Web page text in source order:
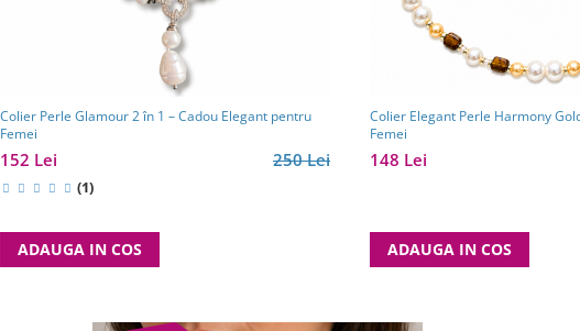
Colier Perle Glamour 2 în 1 – Cadou Elegant pentru
Femei
250 Lei
152 Lei
(1)
ADAUGA IN COS
Colier Elegant Perle Harmony
Femei
148 Lei
ADAUGA IN COS